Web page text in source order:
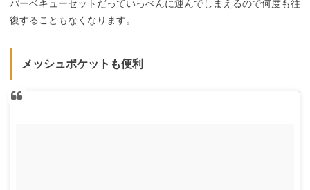
バーベキューセットだっていっぺんに運んでしまえるので何度も往
復することもなくなります。
メッシュポケットも便利